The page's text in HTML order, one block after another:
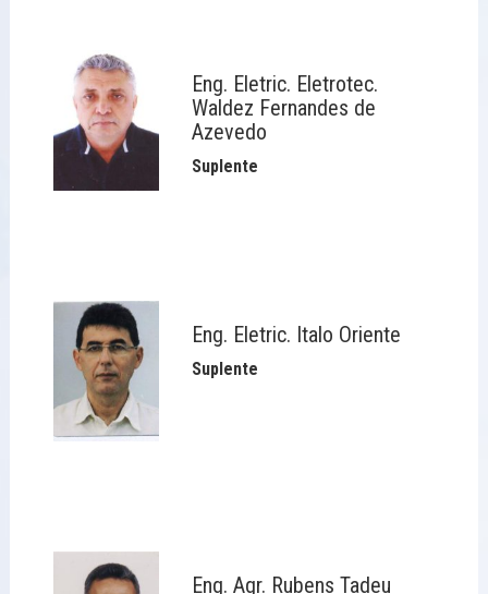
Eng. Eletric. Eletrotec.
Waldez Fernandes de
Azevedo
Suplente
Eng. Eletric. Italo Oriente
Suplente
Eng. Agr. Rubens Tadeu